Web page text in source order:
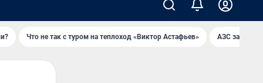
Что не так с туром на теплоход «Виктор Астафьев» AЗС